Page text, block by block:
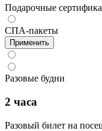
Подарочные
СПА-пакеты
Применить
Разовые будни
2 часа
Разовый билет на